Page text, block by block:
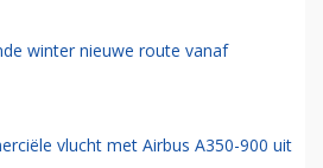
winter nieuwe route vanaf
vlucht met Airbus A350-900 uit